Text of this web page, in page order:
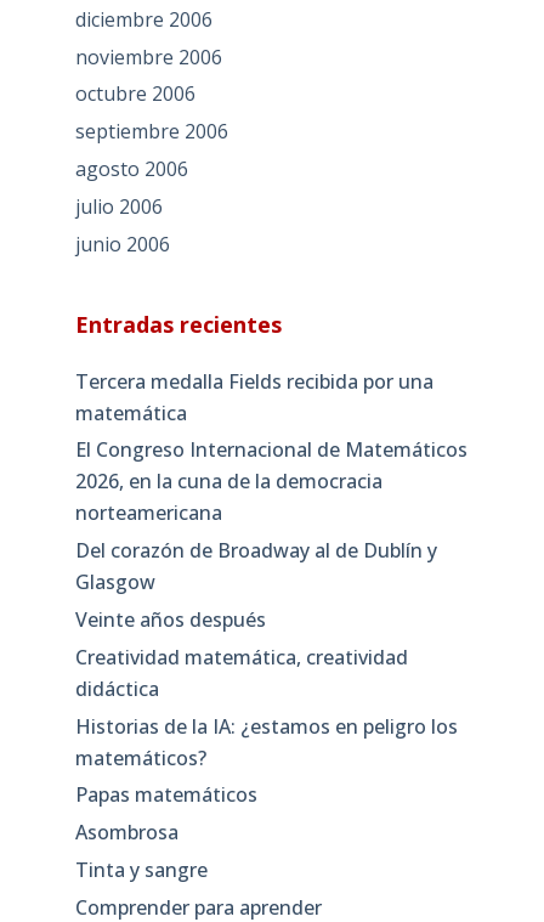
diciembre 2006
noviembre 2006
octubre 2006
septiembre 2006
agosto 2006
julio 2006
junio 2006
Entradas recientes
Tercera medalla Fields recibida por una
matemática
El Congreso Internacional de Matemáticos
2026, en la cuna de la democracia
norteamericana
Del corazón de Broadway al de Dublín y
Glasgow
Veinte años después
Creatividad matemática, creatividad
didáctica
Historias de la IA: ¿estamos en peligro los
matemáticos?
Papas matemáticos
Asombrosa
Tinta y sangre
Comprender para aprender